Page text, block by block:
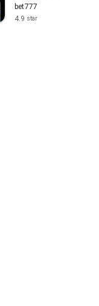
bet777
4.9 star